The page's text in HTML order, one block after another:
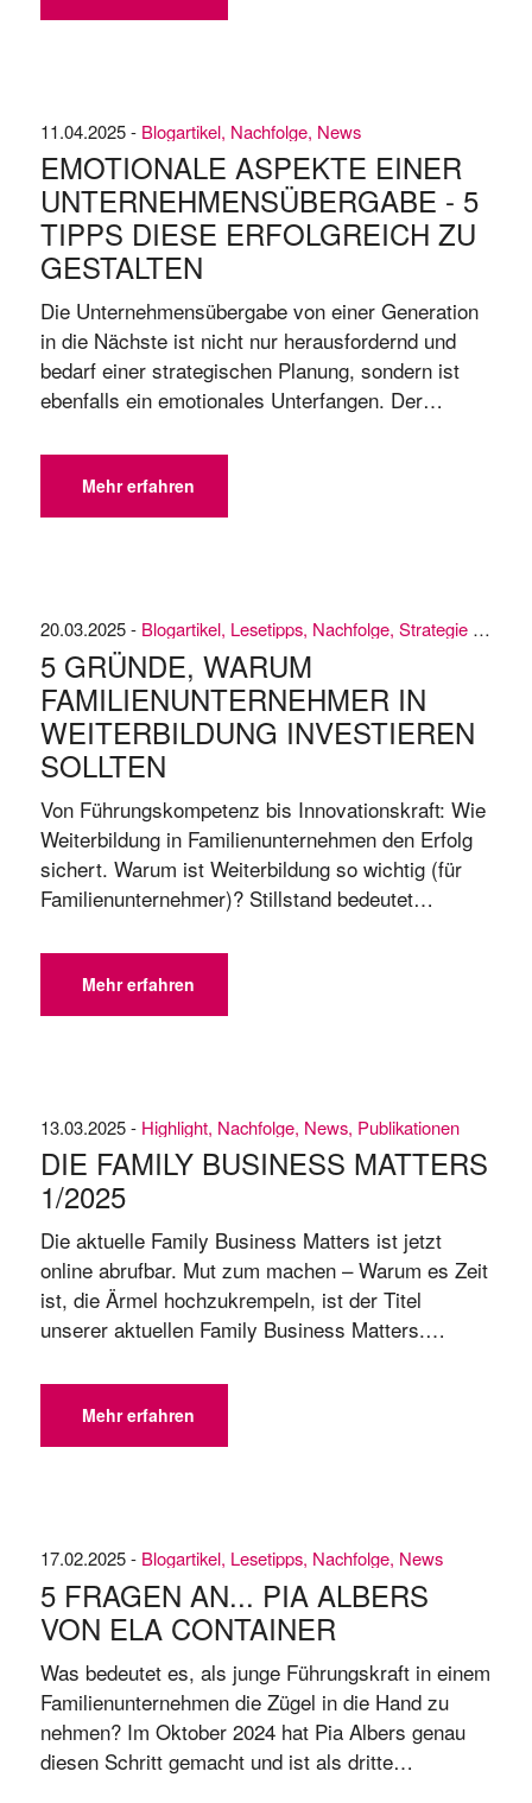
Bedeutung des Selbstverständnisses der
11.04.2025 - Blogartikel, Nachfolge, News
EMOTIONALE ASPEKTE EINER
UNTERNEHMENSÜBERGABE - 5
TIPPS DIESE ERFOLGREICH ZU
GESTALTEN
Die Unternehmensübergabe von einer Generation
in die Nächste ist nicht nur herausfordernd und
bedarf einer strategischen Planung, sondern ist
ebenfalls ein emotionales Unterfangen. Der
unterschätzen, denn ist ein entscheidender
Moment im Leben einer Familienunternehmerin
oder eines Familienunternehmers. Neben den
Mehr erfahren
20.03.2025 - Blogartikel, Lesetipps, Nachfolge, Strategie & Unternehmensführung
5 GRÜNDE, WARUM
FAMILIENUNTERNEHMER IN
WEITERBILDUNG INVESTIEREN
SOLLTEN
Von Führungskompetenz bis Innovationskraft: Wie
Weiterbildung in Familienunternehmen den Erfolg
sichert. Warum ist Weiterbildung so wichtig (für
Familienunternehmer)? Stillstand bedeutet
wandelnden Wirtschaftswelt. Menschen sind dazu
gemacht, sich weiterzuentwickeln – nicht nur
körperlich, sondern auch geistig. Genau deshalb
Mehr erfahren
13.03.2025 - Highlight, Nachfolge, News, Publikationen
DIE FAMILY BUSINESS MATTERS
1/​2025
Die aktuelle Family Business Matters ist jetzt
online abrufbar. Mut zum machen – Warum es Zeit
ist, die Ärmel hochzukrempeln, ist der Titel
unserer aktuellen Family Business Matters.
selbst in die Hand nehmen, wenn sie die
Wirtschaftswende schaffen möchten. ➡️
TITELSTORY: „Machen statt meckern: Warum es
Mehr erfahren
17.02.2025 - Blogartikel, Lesetipps, Nachfolge, News
5 FRAGEN AN... PIA ALBERS
VON ELA CONTAINER
Was bedeutet es, als junge Führungskraft in einem
Familienunternehmen die Zügel in die Hand zu
nehmen? Im Oktober 2024 hat Pia Albers genau
diesen Schritt gemacht und ist als dritte